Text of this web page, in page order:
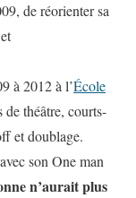
de réorienter sa
à 2012 à l’École
de théâtre, courts-
et doublage.
son One man
n’aurait plus